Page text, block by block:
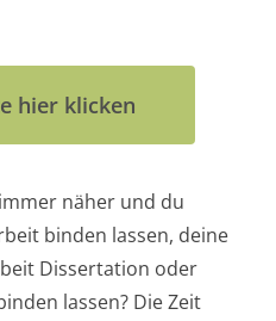
hier klicken
näher und du
binden lassen, deine
Dissertation oder
lassen? Die Zeit